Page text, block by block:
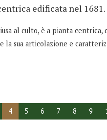
edificata nel 1681.
al culto, è a pianta
sua articolazione e
4 5 6 7 8 9